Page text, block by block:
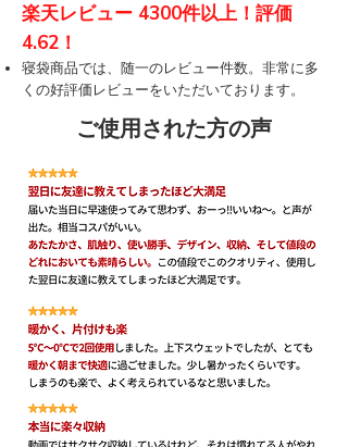
楽天レビュー 4300件以上！評価
4.62！
​寝袋商品では、随一のレビュー件数。非常に多
くの好評価レビューをいただいております。
ご使用された方の声